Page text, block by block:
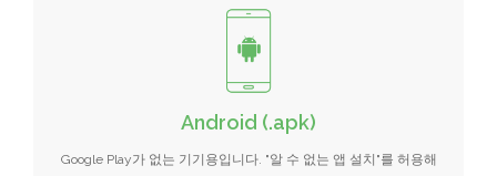
Android (.apk)
Google Play가 없는 기기용입니다. "알 수 없는 앱 설치"를 허용해